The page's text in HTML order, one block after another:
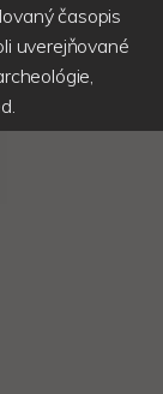
časopis
uverejňované